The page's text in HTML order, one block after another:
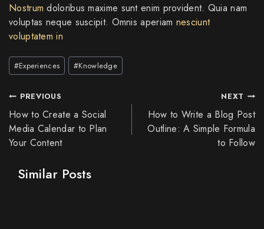
Nostrum doloribus maxime sunt enim provident. Quia nam
voluptas neque suscipit. Omnis aperiam nesciunt
voluptatem in
#Experiences #Knowledge
PREVIOUS
How to Create a Social
Media Calendar to Plan
Your Content
NEXT
How to Write a Blog Post
Outline: A Simple Formula
to Follow
Similar Posts